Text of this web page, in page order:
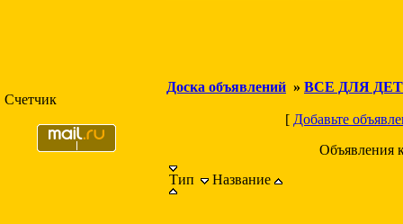
Счетчик
Доска объявлений » ВСЕ ДЛЯ
[ Добавьте
Объявления
Тип
Название